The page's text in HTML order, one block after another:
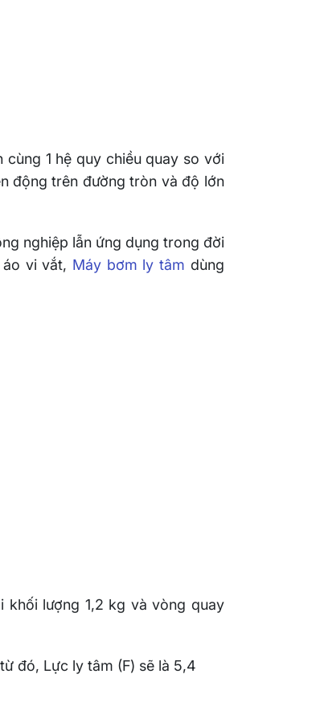
1 hệ quy chiều quay so với
động trên đường tròn và độ lớn
nghiệp lẫn ứng dụng trong đời
vi vắt, Máy bơm ly tâm dùng
lượng 1,2 kg và vòng quay
đó, Lực ly tâm (F) sẽ là 5,4